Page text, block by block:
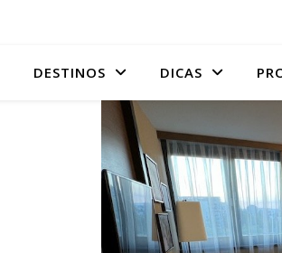
DESTINOS DICAS